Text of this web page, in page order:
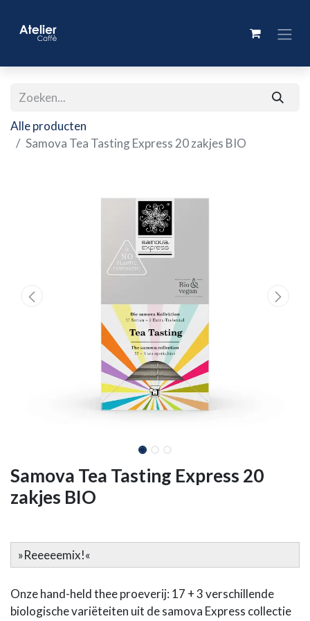
Alle producten
Samova Tea Tasting Express 20 zakjes BIO
Samova Tea Tasting Express 20
zakjes BIO
»Reeeeemix!«
Onze hand-held thee proeverij: 17 + 3 verschillende
biologische variëteiten uit de samova Express collectie